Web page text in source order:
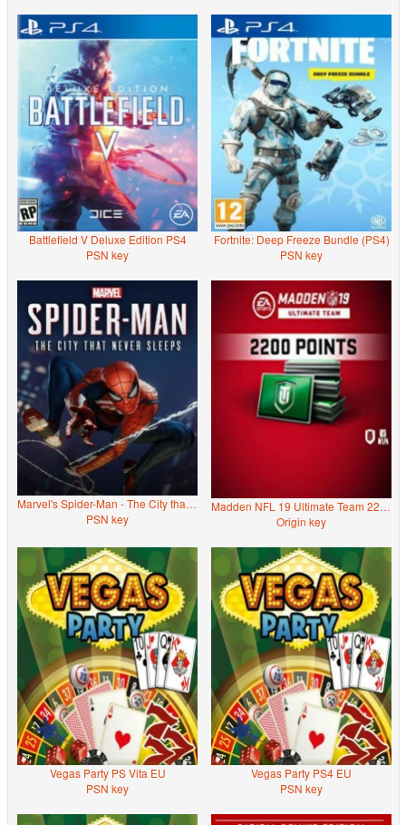
Battlefield V Deluxe Edition PS4
PSN key
Fortnite: Deep Freeze Bundle (PS4)
PSN key
Marvel's Spider-Man - The City that Never Sleeps (DLC) (PS4) (Spain)
PSN key
Madden NFL 19 Ultimate Team 2200 Points
Origin key
Vegas Party PS Vita EU
PSN key
Vegas Party PS4 EU
PSN key